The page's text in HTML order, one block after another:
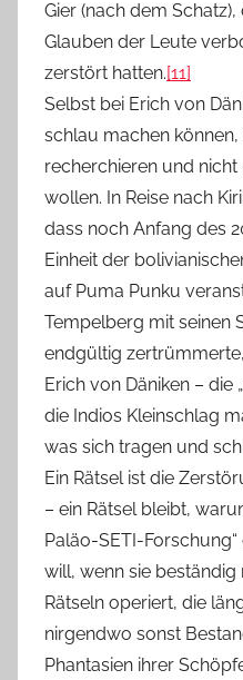
Gier (nach dem
Glauben der Leute
zerstört hatten.[11]
Selbst bei Erich von
schlau machen
recherchieren und
wollen. In Reise nach
dass noch Anfang des
Einheit der
auf Puma Punku
Tempelberg mit seinen
endgültig
Erich von Däniken – die
die Indios Kleinschlag
was sich tragen und
Ein Rätsel ist die
– ein Rätsel bleibt,
Paläo-SETI-
will, wenn sie
Rätseln operiert, die
nirgendwo sonst
Phantasien ihrer